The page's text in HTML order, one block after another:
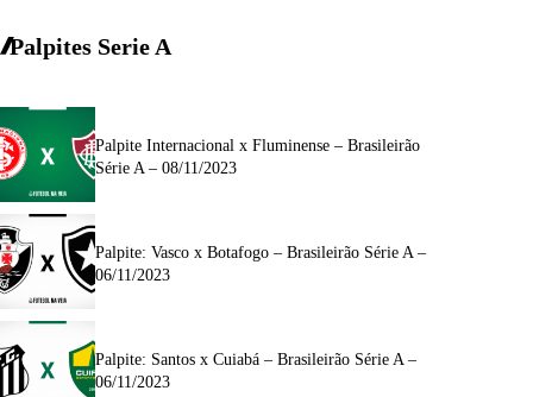
Palpites Serie A
Palpite Internacional x Fluminense – Brasileirão
Série A – 08/11/2023
Palpite: Vasco x Botafogo – Brasileirão Série A –
06/11/2023
Palpite: Santos x Cuiabá – Brasileirão Série A –
06/11/2023